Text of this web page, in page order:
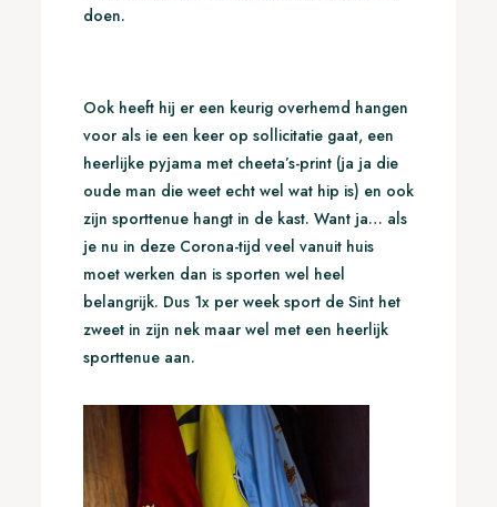
doen.
Ook heeft hij er een keurig overhemd hangen
voor als ie een keer op sollicitatie gaat, een
heerlijke pyjama met cheeta’s-print (ja ja die
oude man die weet echt wel wat hip is) en ook
zijn sporttenue hangt in de kast. Want ja… als
je nu in deze Corona-tijd veel vanuit huis
moet werken dan is sporten wel heel
belangrijk. Dus 1x per week sport de Sint het
zweet in zijn nek maar wel met een heerlijk
sporttenue aan.